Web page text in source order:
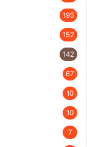
195
152
142
67
10
10
7